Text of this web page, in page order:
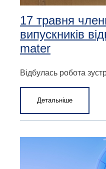
17 травня
випускників
mater
Відбулась робота
Детальніше